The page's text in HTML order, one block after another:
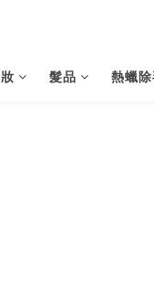
髮品 熱蠟